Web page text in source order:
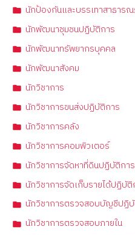
นักป้องกันและบรรเทาสาธาร
นักพัฒนาชุมชนปฏิบัติการ
นักพัฒนาทรัพยากรบุคคล
นักพัฒนาสังคม
นักวิชาการ
นักวิชาการขนส่งปฏิบัติการ
นักวิชาการคลัง
นักวิชาการคอมพิวเตอร์
นักวิชาการจัดหาที่ดินปฏิบัติการ
นักวิชาการจัดเก็บรายได้ปฏิบัติ
นักวิชาการตรวจสอบบัญชีปฏิ
นักวิชาการตรวจสอบภายใน